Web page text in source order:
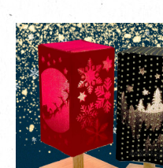
導賞團
體驗走進南豐紗廠
CHAT六廠
南豐作坊
其他體驗
到訪我們
開放時間及位置
穿梭巴士服務
停車場
NF TOUCH